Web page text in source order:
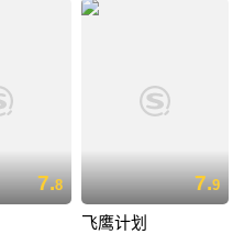
7.8 7.9
飞鹰计划